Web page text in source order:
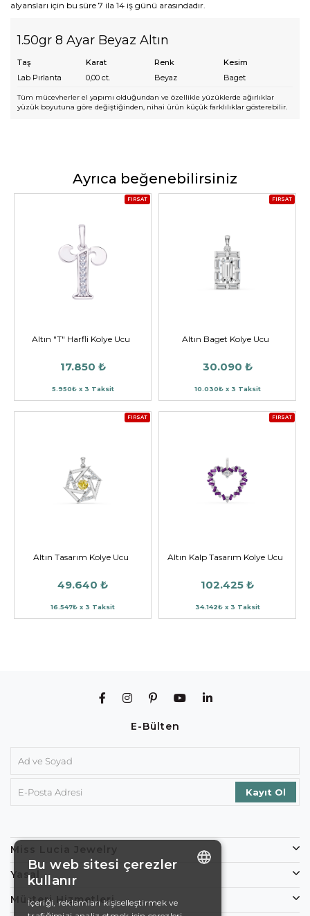
alyansları için bu süre 7 ila 14 iş günü arasındadır.
1.50gr 8 Ayar Beyaz Altın
Taş Karat Renk
Kesim
Lab Pırlanta
0,00 ct. Beyaz Baget
Tüm mücevherler el yapımı olduğundan ve özellikle yüzüklerde ağırlıklar
yüzük boyutuna göre değiştiğinden, nihai ürün küçük farklılıklar gösterebilir.
Ayrıca beğenebilirsiniz
FIRSAT
Altın "T" Harfli Kolye Ucu
17.850 ₺
5.950₺ x 3 Taksit
FIRSAT
Altın Baget Kolye Ucu
30.090 ₺
10.030₺ x 3 Taksit
FIRSAT
Altın Tasarım Kolye Ucu
49.640 ₺
16.547₺ x 3 Taksit
FIRSAT
Altın Kalp Tasarım Kolye Ucu
102.425 ₺
34.142₺ x 3 Taksit
E-Bülten
Miss Lucia Jewelry
Yasal
Müşteri Hizmetleri
Bu web sitesi çerezler
kullanır
İçeriği, reklamları kişiselleştirmek ve